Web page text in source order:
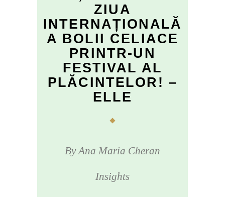
ZIUA
INTERNAȚIONALĂ
A BOLII CELIACE
PRINTR-UN
FESTIVAL AL
PLĂCINTELOR! –
ELLE
ByAna Maria Cheran
Insights